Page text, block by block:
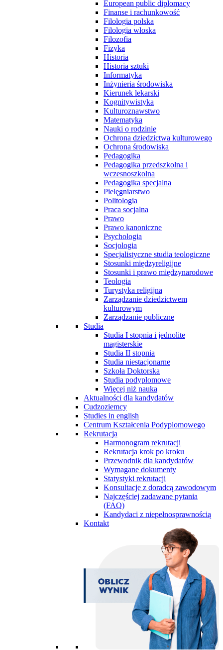
European public diplomacy
Finanse i rachunkowość
Filologia polska
Filologia włoska
Filozofia
Fizyka
Historia
Historia sztuki
Informatyka
Inżynieria środowiska
Kierunek lekarski
Kognitywistyka
Kulturoznawstwo
Matematyka
Nauki o rodzinie
Ochrona dziedzictwa kulturowego
Ochrona środowiska
Pedagogika
Pedagogika przedszkolna i
wczesnoszkolna
Pedagogika specjalna
Pielęgniarstwo
Politologia
Praca socjalna
Prawo
Prawo kanoniczne
Psychologia
Socjologia
Specjalistyczne studia teologiczne
Stosunki międzyreligijne
Stosunki i prawo międzynarodowe
Teologia
Turystyka religijna
Zarządzanie dziedzictwem
kulturowym
Zarządzanie publiczne
Studia
Studia I stopnia i jednolite
magisterskie
Studia II stopnia
Studia niestacjonarne
Szkoła Doktorska
Studia podyplomowe
Więcej niż nauka
Aktualności dla kandydatów
Cudzoziemcy
Studies in english
Centrum Kształcenia Podyplomowego
Rekrutacja
Harmonogram rekrutacji
Rekrutacja krok po kroku
Przewodnik dla kandydatów
Wymagane dokumenty
Statystyki rekrutacji
Konsultacje z doradcą zawodowym
Najczęściej zadawane pytania
(FAQ)
Kandydaci z niepełnosprawnością
Kontakt